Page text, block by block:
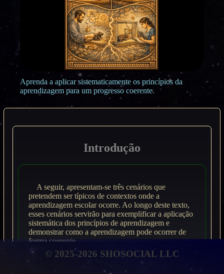
Aprenda a aplicar sistematicamente os princípios da
aprendizagem para um progresso coerente.
Introdução
A seguir, apresentam-se três cenários que
pretendem ser típicos de contextos onde a
aprendizagem escolar ocorre. Ao longo deste texto,
esses cenários servirão para exemplificar a aplicação
sistemática dos princípios de aprendizagem e
demonstrar como a aprendizagem pode ocorrer de
forma coerente.
© 2025-2026 SHOSOCIAL LLC